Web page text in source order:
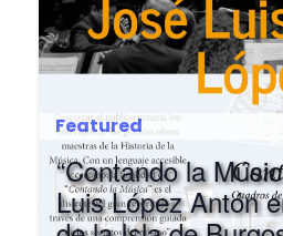
Featured
“Contando la